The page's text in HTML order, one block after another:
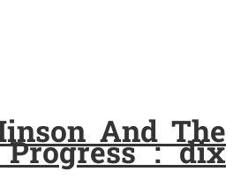
And The
Progress : dix